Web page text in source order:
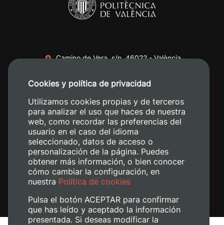
Camino de Vera, s/n. 46022 - València
+34 620 04 00 50
Cookies y política de privacidad
Utilizamos cookies propias y de terceros
para analizar el uso que haces de nuestra
web, como recordar las preferencias del
usuario en el caso del idioma
seleccionado, datos de acceso o
personalización de la página. Puedes
obtener más información, o bien conocer
cómo cambiar la configuración, en
nuestra Política de cookies
Pulsa el botón ACEPTAR para confirmar
que has leído y aceptado la información
presentada. Si deseas modificar la